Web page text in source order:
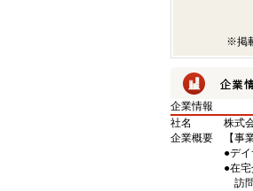
※掲
企業情報
社名
株式
企業概要
【事
●デ
●在
訪